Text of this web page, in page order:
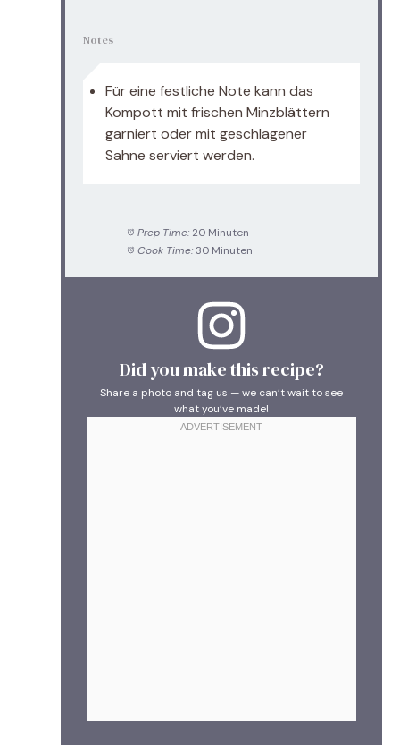
Notes
Für eine festliche Note kann das
Kompott mit frischen Minzblättern
garniert oder mit geschlagener
Sahne serviert werden.
Prep Time: 20 Minuten
Cook Time: 30 Minuten
Did you make this recipe?
Share a photo and tag us — we can’t wait to see
what you’ve made!